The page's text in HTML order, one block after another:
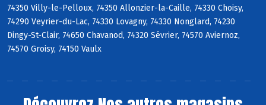
74350 Villy-le-Pelloux, 74350 Allonzier-la-Caille, 74330 Choisy,
74290 Veyrier-du-Lac, 74330 Lovagny, 74330 Nonglard, 74230
Dingy-St-Clair, 74650 Chavanod, 74320 Sévrier, 74570 Aviernoz,
74570 Groisy, 74150 Vaulx